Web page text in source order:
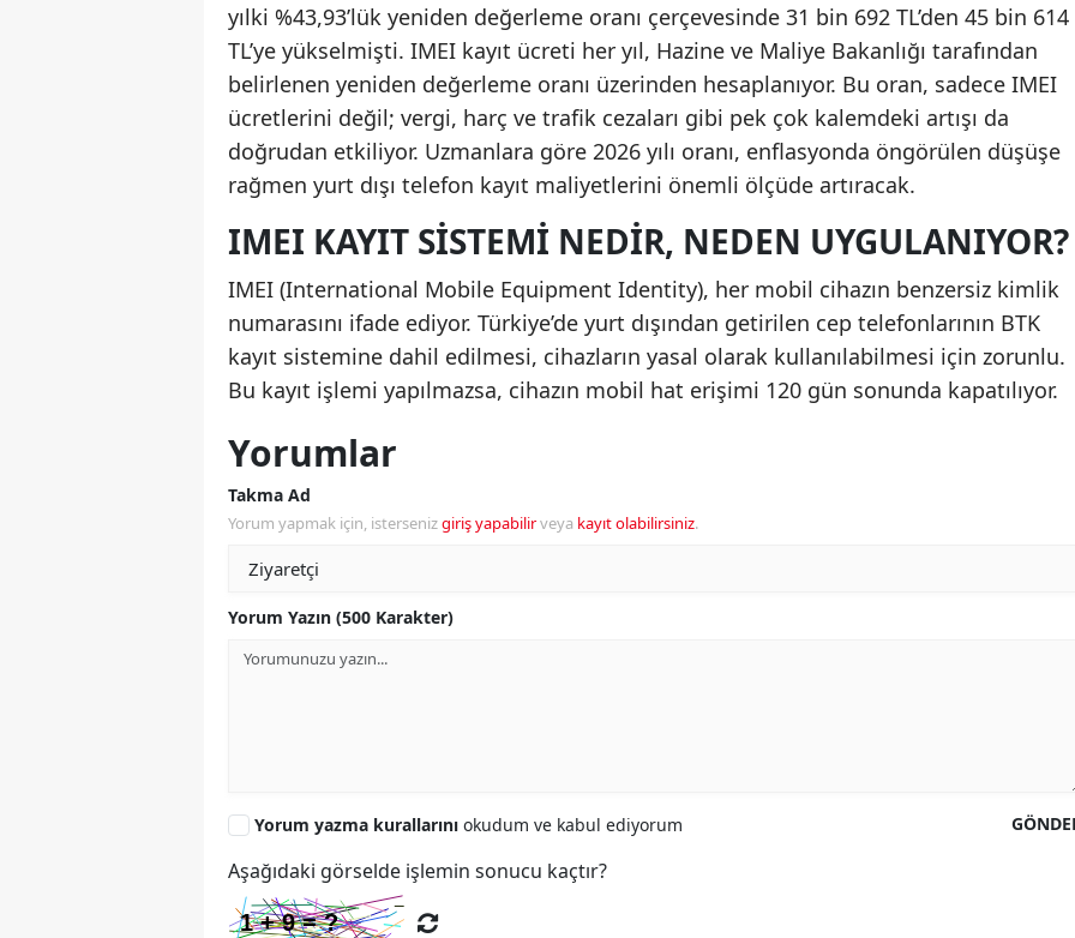
yılki %43,93’lük yeniden değerleme oranı çerçevesinde 31 bin 692 TL’den 45 bin 614
TL’ye yükselmişti. IMEI kayıt ücreti her yıl, Hazine ve Maliye Bakanlığı tarafından
belirlenen yeniden değerleme oranı üzerinden hesaplanıyor. Bu oran, sadece IMEI
ücretlerini değil; vergi, harç ve trafik cezaları gibi pek çok kalemdeki artışı da
doğrudan etkiliyor. Uzmanlara göre 2026 yılı oranı, enflasyonda öngörülen düşüşe
rağmen yurt dışı telefon kayıt maliyetlerini önemli ölçüde artıracak.
IMEI KAYIT SISTEMI NEDIR, NEDEN UYGULANIYOR?
IMEI (International Mobile Equipment Identity), her mobil cihazın benzersiz kimlik
numarasını ifade ediyor. Türkiye’de yurt dışından getirilen cep telefonlarının BTK
kayıt sistemine dahil edilmesi, cihazların yasal olarak kullanılabilmesi için zorunlu.
Bu kayıt işlemi yapılmazsa, cihazın mobil hat erişimi 120 gün sonunda kapatılıyor.
Yorumlar
Takma Ad
Yorum yapmak için, istersenizgiriş yapabilirveya kayıt olabilirsiniz.
Yorum Yazın (500 Karakter)
Yorum yazma kurallarını okudum ve kabul ediyorum
Aşağıdaki görselde işlemin sonucu kaçtır?